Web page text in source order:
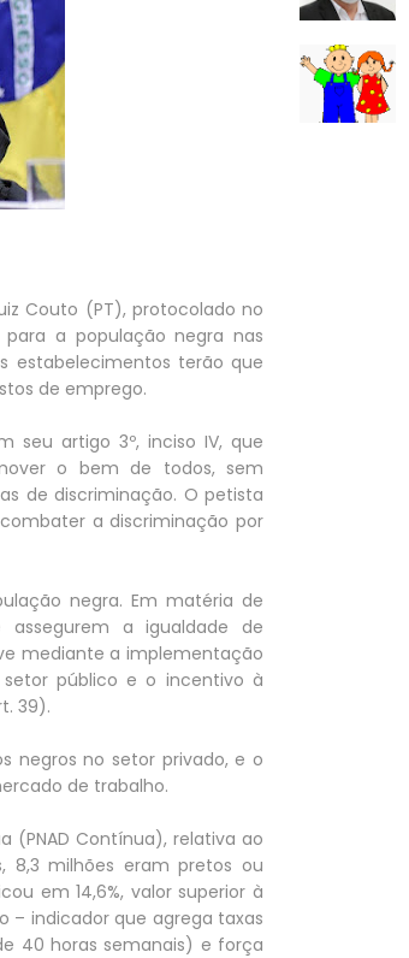
Couto (PT), protocolado no
a população negra nas
estabelecimentos terão que
de emprego.
seu artigo 3º, inciso IV, que
o bem de todos, sem
de discriminação. O petista
a discriminação por
negra. Em matéria de
a igualdade de
mediante a implementação
público e o incentivo à
39).
negros no setor privado, e o
de trabalho.
(PNAD Contínua), relativa ao
8,3 milhões eram pretos ou
em 14,6%, valor superior à
– indicador que agrega taxas
40 horas semanais) e força